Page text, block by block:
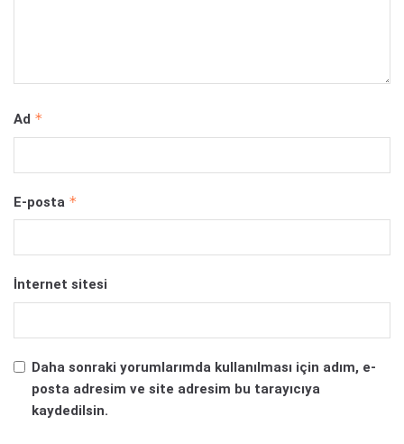
Ad *
E-posta *
İnternet sitesi
Daha sonraki yorumlarımda kullanılması için adım, e-
posta adresim ve site adresim bu tarayıcıya
kaydedilsin.